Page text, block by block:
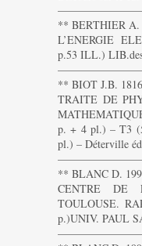
** BERTHIER A.
L’ENERGIE
p.53 ILL.)
** BIOT J.B.
TRAITE DE
p. + 4 pl.) – T3
pl.) – Déterville
** BLANC D.
CENTRE DE
TOULOUSE.
p.)UNIV. PAUL